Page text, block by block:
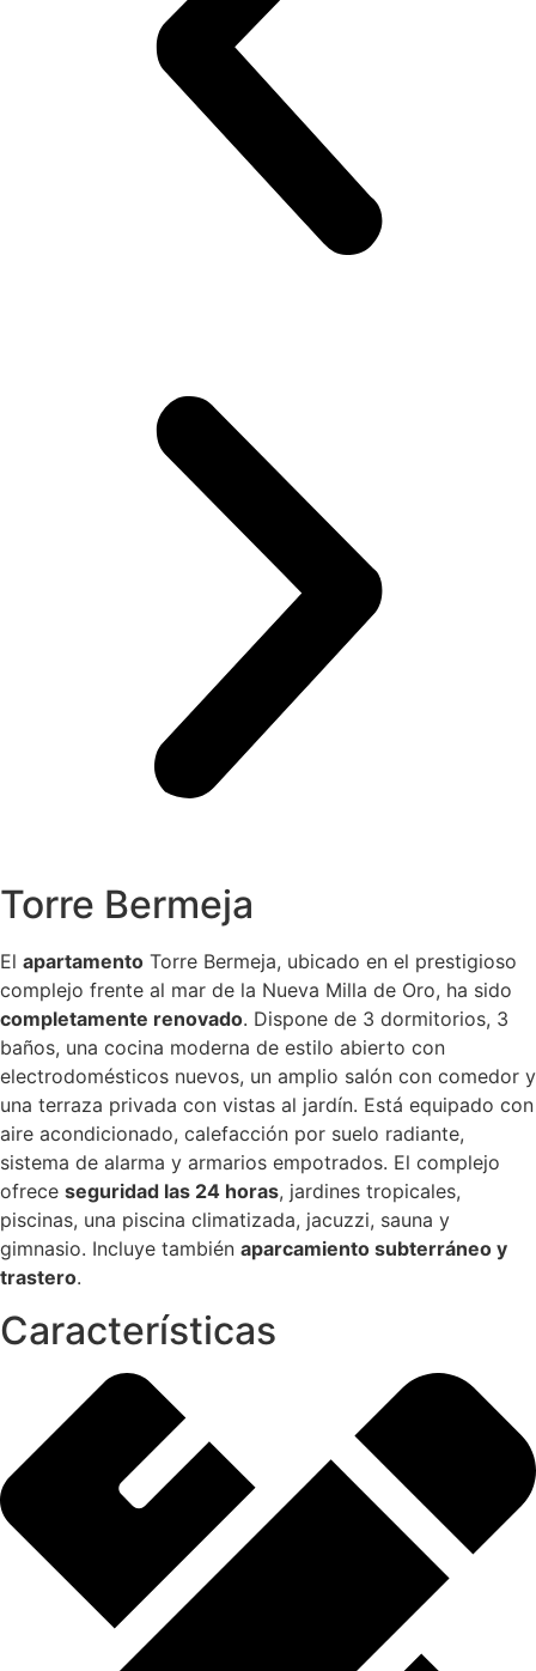
Torre Bermeja
El apartamento Torre Bermeja, ubicado en el prestigioso
complejo frente al mar de la Nueva Milla de Oro, ha sido
completamente renovado. Dispone de 3 dormitorios, 3
baños, una cocina moderna de estilo abierto con
electrodomésticos nuevos, un amplio salón con comedor y
una terraza privada con vistas al jardín. Está equipado con
aire acondicionado, calefacción por suelo radiante,
sistema de alarma y armarios empotrados. El complejo
ofrece seguridad las 24 horas, jardines tropicales,
piscinas, una piscina climatizada, jacuzzi, sauna y
gimnasio. Incluye también aparcamiento subterráneo y
trastero.
Características